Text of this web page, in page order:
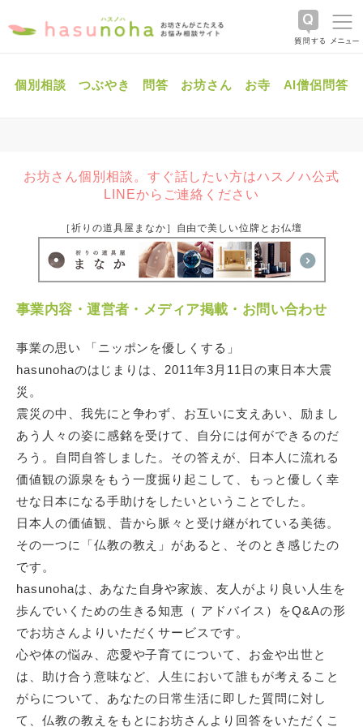
個別相談 つぶやき 問答 お坊さん お寺 AI僧侶問答
お坊さん個別相談。すぐ話したい方はハスノハ公式
LINEからご連絡ください
［祈りの道具屋まなか］自由で美しい位牌とお仏壇
事業内容・運営者・メディア掲載・お問い合わせ
事業の思い 「ニッポンを優しくする」
hasunohaのはじまりは、2011年3月11日の東日本大震
災。
震災の中、我先にと争わず、お互いに支えあい、励まし
あう人々の姿に感銘を受けて、自分には何ができるのだ
ろう。自問自答しました。その答えが、日本人に流れる
価値観の源泉をもう一度掘り起こして、もっと優しく幸
せな日本になる手助けをしたいということでした。
日本人の価値観、昔から脈々と受け継がれている美徳。
その一つに「仏教の教え」があると、そのとき感じたの
です。
hasunohaは、あなた自身や家族、友人がより良い人生を
歩んでいくための生きる知恵（ アドバイス）をQ&Aの形
でお坊さんよりいただくサービスです。
心や体の悩み、恋愛や子育てについて、お金や出世と
は、助け合う意味など、人生において誰もが考えること
がらについて、あなたの日常生活に即した質問に対し
て、仏教の教えをもとにお坊さんより回答をいただくこ